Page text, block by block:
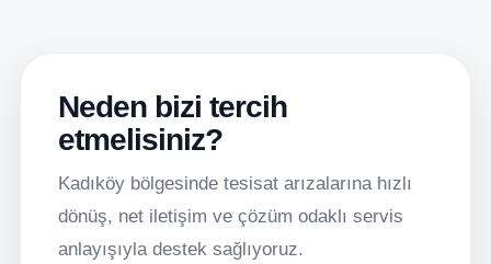
Neden bizi tercih
etmelisiniz?
Kadıköy bölgesinde tesisat arızalarına hızlı
dönüş, net iletişim ve çözüm odaklı servis
anlayışıyla destek sağlıyoruz.